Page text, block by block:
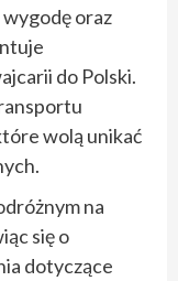
oraz
do Polski.
wolą unikać
na
się o
dotyczące